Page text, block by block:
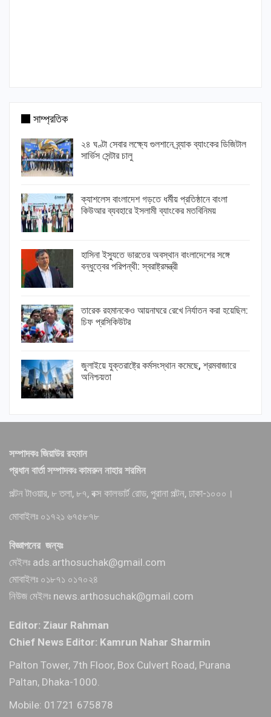
সাম্প্রতিক
২৪ ঘণ্টা সেবার লক্ষ্যে গুলশানে ব্র্যাক ব্যাংকের ডিজিটাল
সার্ভিস সেন্টার চালু
ক্যাশলেস বাংলাদেশ গড়তে ধর্মীয় প্রতিষ্ঠানে বাংলা
কিউআর ব্যবহারে ইসলামী ব্যাংকের মতবিনিময়
হাসিনা ইস্যুতে ভারতের অবস্থান বাংলাদেশের সঙ্গে
বন্ধুত্বের পরিপন্থী: স্বরাষ্ট্রমন্ত্রী
তারেক রহমানকেও আয়নাঘরে রেখে নির্যাতন করা হয়েছিল:
চিফ প্রসিকিউটর
জুলাইয়ে যুক্তরাষ্ট্রে কর্মসংস্থান কমেছে, শ্রমবাজারে
অনিশ্চয়তা
সম্পাদকঃ জিয়াউর রহমান
প্রধান বার্তা সম্পাদকঃ কামরুন নাহার শরমিন
পল্টন টাওয়ার, ৮ তলা, ৮৭, বক্স কালভার্ট রোড, পুরানা পল্টন, ঢাকা-১০০০।
মোবাইলঃ ০১৭২১ ৬৭৫৮৭৮
বিজ্ঞাপনের জন্যঃ
মেইলঃ ads.arthosuchak@gmail.com
মোবাইলঃ ০১৮৭১ ০১৭০২৪
নিউজ মেইলঃ news.arthosuchak@gmail.com
Editor: Ziaur Rahman
Chief News Editor: Kamrun Nahar Sharmin
Palton Tower, 7th Floor, Box Culvert Road, Purana
Paltan, Dhaka-1000.
Mobile: 01721 675878